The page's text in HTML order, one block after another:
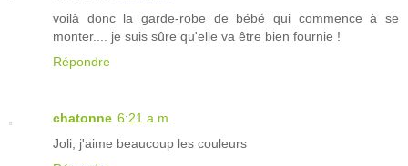
voilà donc la garde-robe de bébé qui commence à se
monter.... je suis sûre qu'elle va être bien fournie !
Répondre
chatonne 6:21 a.m.
Joli, j'aime beaucoup les couleurs